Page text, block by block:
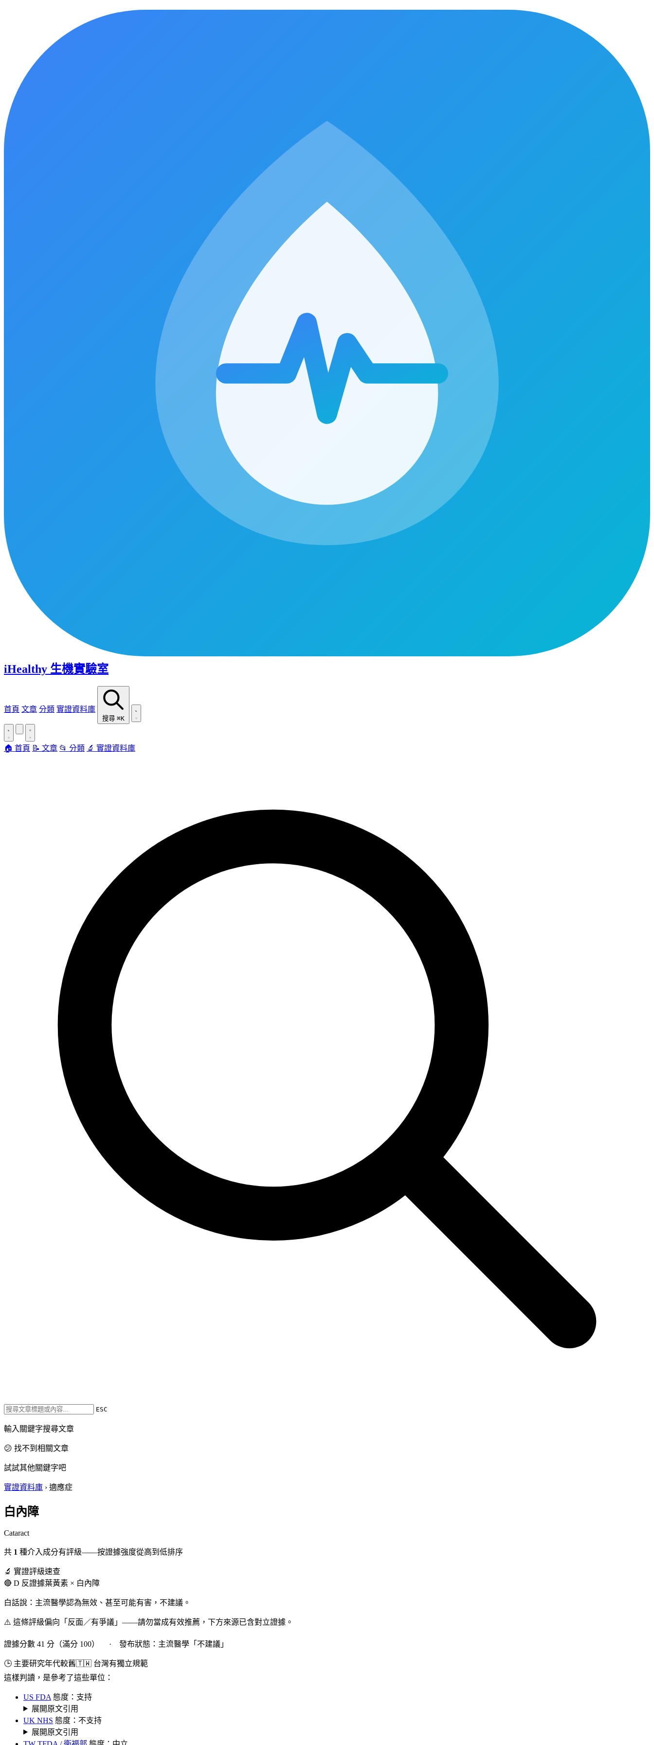
iHealthy 生機實驗室
首頁 文章 分類 實證資料庫
搜尋 ⌘K
🏠 首頁 📝 文章 📂 分類 🔬 實證資料庫
ESC
輸入關鍵字搜尋文章
😕 找不到相關文章
試試其他關鍵字吧
實證資料庫 › 適應症
白內障
Cataract
共 1 種介入成分有評級——按證據強度從高到低排序
🔬 實證評級速查
🔴 D 反證據葉黃素 × 白內障
白話說：主流醫學認為無效、甚至可能有害，不建議。
⚠️ 這條評級偏向「反面／有爭議」——請勿當成有效推薦，下方來源已含對立證據。
證據分數 41 分（滿分 100） · 發布狀態：主流醫學「不建議」
🕒 主要研究年代較舊🇹🇼 台灣有獨立規範
這樣判讀，是參考了這些單位：
US FDA 態度：支持
展開原文引用
UK NHS 態度：不支持
展開原文引用